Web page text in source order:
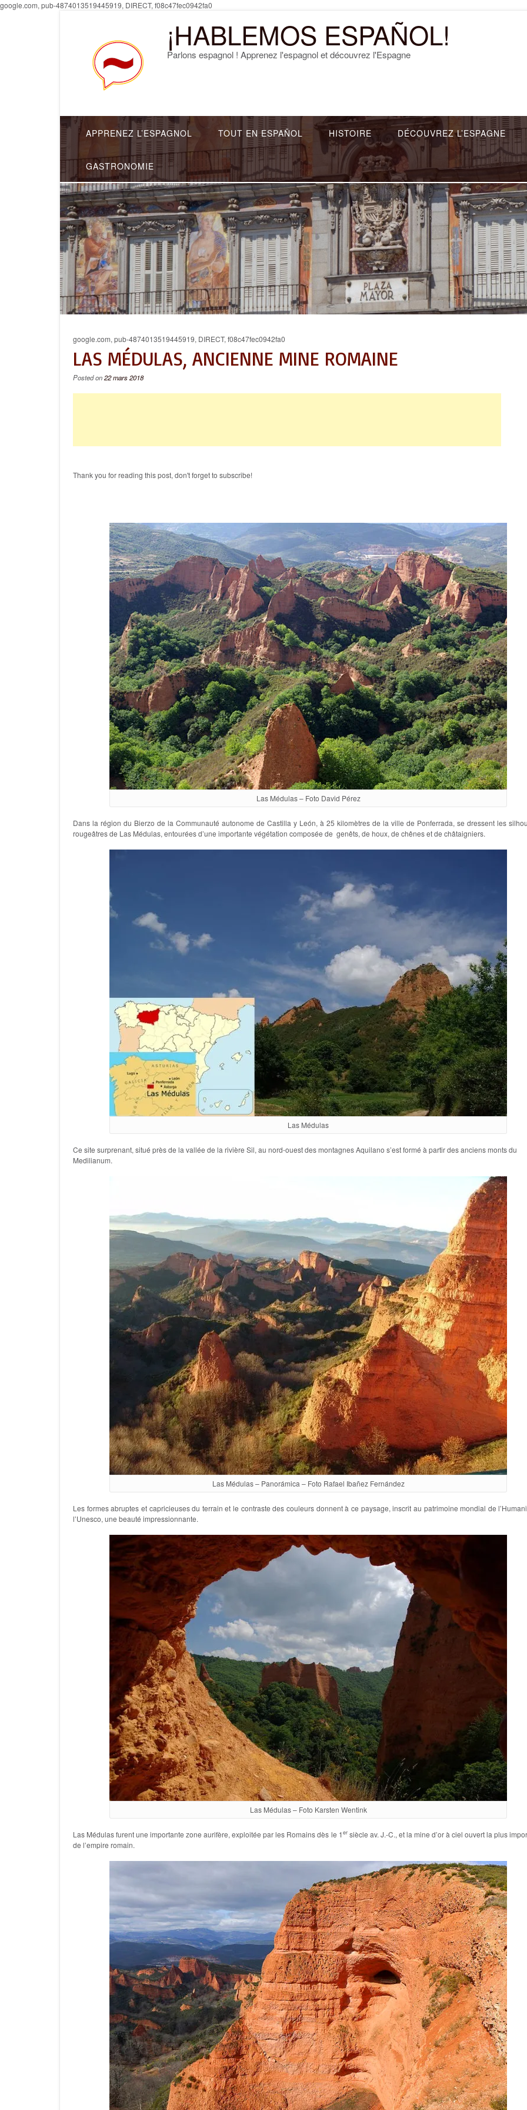
google.com, pub-4874013519445919, DIRECT, f08c47fec0942fa0
content
¡HABLEMOS ESPAÑOL!
Parlons espagnol ! Apprenez l'espagnol et découvrez l'Espagne
APPRENEZ L’ESPAGNOL TOUT EN ESPAÑOL HISTOIRE DÉCOUVREZ L’ESPAGNE
GASTRONOMIE
google.com, pub-4874013519445919, DIRECT, f08c47fec0942fa0
LAS MÉDULAS, ANCIENNE MINE ROMAINE
Posted on22 mars 2018
Thank you for reading this post, don't forget to subscribe!
Las Médulas – Foto David Pérez
Dans la région du Bierzo de la Communauté autonome de Castilla y León, à 25 kilomètres de la ville de Ponferrada, se dressent les
rougeâtres de Las Médulas, entourées d’une importante végétation composée de genêts, de houx, de chênes et de châtaigniers.
Las Médulas
Ce site surprenant, situé près de la vallée de la rivière Sil, au nord-ouest des montagnes Aquilano s’est formé à partir des anciens monts du
Medilianum.
Las Médulas – Panorámica – Foto Rafael Ibañez Fernández
Les formes abruptes et capricieuses du terrain et le contraste des couleurs donnent à ce paysage, inscrit au patrimoine mondial de
l’Unesco, une beauté impressionnante.
Las Médulas – Foto Karsten Wentink
Las Médulas furent une importante zone aurifère, exploitée par les Romains dès le 1ersiècle av. J.-C., et la mine d’or à ciel ouvert la plus
de l’empire romain.